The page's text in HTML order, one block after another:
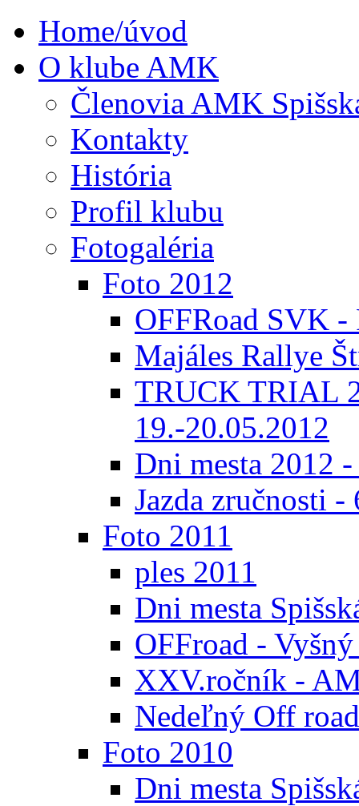
Home/úvod
O klube AMK
Členovia AMK
Kontakty
História
Profil klubu
Fotogaléria
Foto 2012
OFFRoad SVK -
Majáles Rallye
TRUCK TRIAL
19.-20.05.2012
Dni mesta 2012
Jazda zručnosti
Foto 2011
ples 2011
Dni mesta
OFFroad -
XXV.ročník -
Nedeľný Off
Foto 2010
Dni mesta